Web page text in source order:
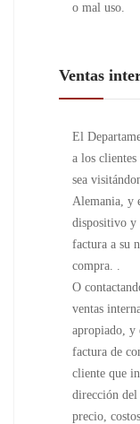
o mal uso.
Ventas
El
a los
sea
Alemania, y
dispositivo y
factura a su
compra. .
O
ventas
apropiado, y
factura de
cliente que
dirección del
precio,